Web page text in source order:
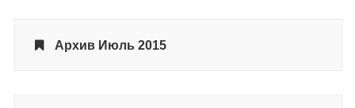
Архив Июль 2015